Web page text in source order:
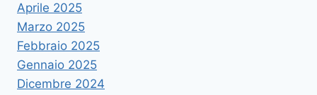
Aprile 2025
Marzo 2025
Febbraio 2025
Gennaio 2025
Dicembre 2024